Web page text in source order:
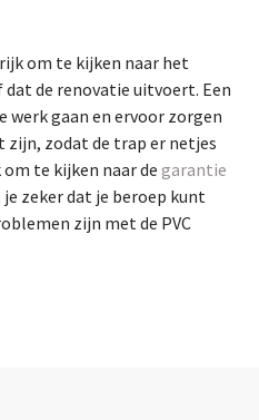
om te kijken naar het
de renovatie uitvoert. Een
gaan en ervoor zorgen
zijn, zodat de trap er netjes
te kijken naar degarantie
zeker dat je beroep kunt
zijn met de PVC